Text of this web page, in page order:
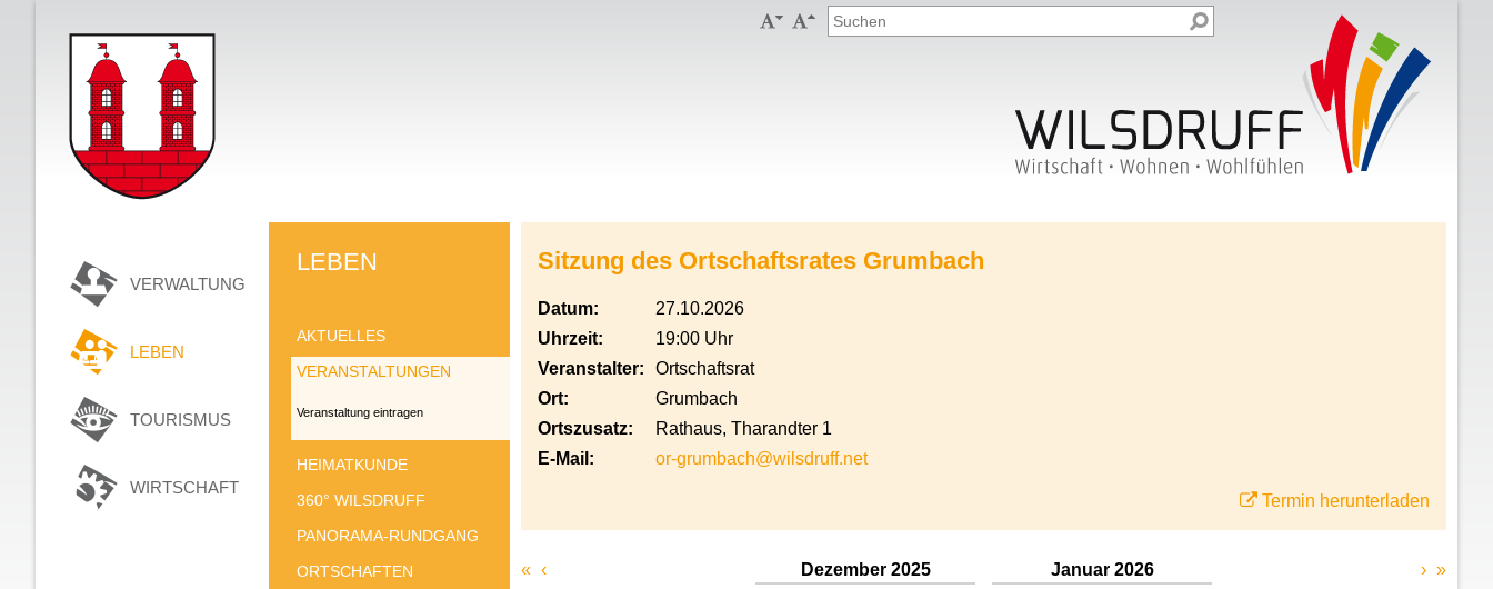
 
VERWALTUNG
LEBEN
TOURISMUS
WIRTSCHAFT
LEBEN
AKTUELLES
VERANSTALTUNGEN
Veranstaltung eintragen
HEIMATKUNDE
360° WILSDRUFF
PANORAMA-RUNDGANG
ORTSCHAFTEN
Sitzung des Ortschaftsrates Grumbach
Datum:
27.10.2026
Uhrzeit:
19:00 Uhr
Veranstalter:
Ortschaftsrat
Ort:
Grumbach
Ortszusatz:
Rathaus, Tharandter 1
E-Mail:
or-grumbach@wilsdruff.net
Termin herunterladen
« ‹
Dezember 2025
Januar 2026
› »